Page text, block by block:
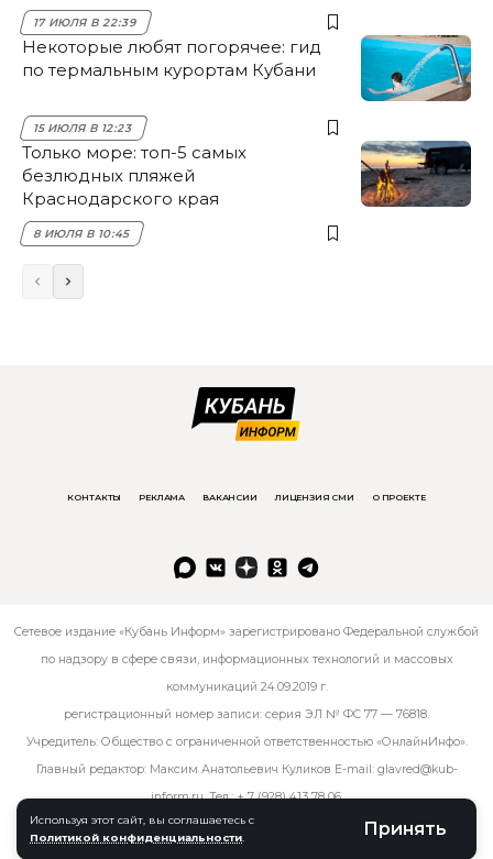
Используя этот сайт, вы соглашаетесь с
Политикой конфиденциальности
Принять
17 ИЮЛЯ В 22:39
Некоторые любят погорячее: гид
по термальным курортам Кубани
15 ИЮЛЯ В 12:23
Только море: топ-5 самых
безлюдных пляжей
Краснодарского края
8 ИЮЛЯ В 10:45
КОНТАКТЫ РЕКЛАМА ВАКАНСИИ ЛИЦЕНЗИЯ СМИ О ПРОЕКТЕ
Сетевое издание «Кубань Информ» зарегистрировано Федеральной службой
по надзору в сфере связи, информационных технологий и массовых
коммуникаций 24.09.2019 г.
регистрационный номер записи: серия ЭЛ № ФС 77 — 76818.
Учредитель: Общество с ограниченной ответственностью «ОнлайнИнфо».
Главный редактор: Максим Анатольевич Куликов E-mail: glavred@kub-
inform.ru. Тел.:+ 7 (928) 413 78 06.
© kub-inform 2026